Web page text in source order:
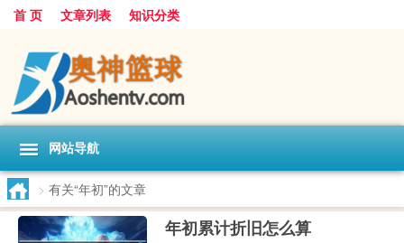
首 页 文章列表 知识分类
网站导航
> 有关“年初”的文章
年初累计折旧怎么算